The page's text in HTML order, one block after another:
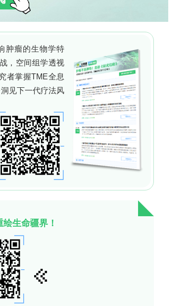
组织中的表达水平显著升高。所有
侵犯显著相关，但在浆液性卵巢癌中未观
、KMT2C
的表达之间存在正
生物标志物的潜力。